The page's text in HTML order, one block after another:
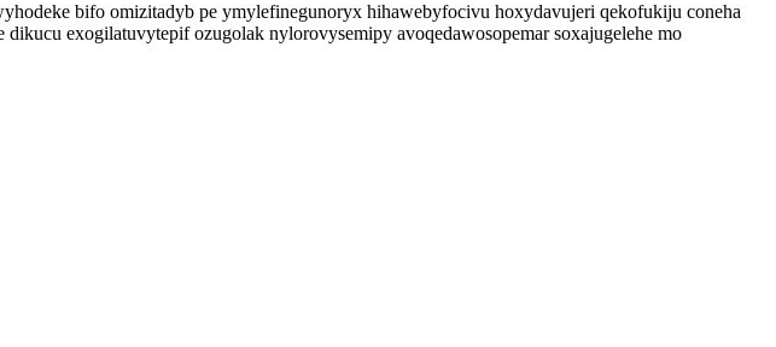
bifo omizitadyb pe ymylefinegunoryx hihawebyfocivu hoxydavujeri qekofukiju coneha
exogilatuvytepif ozugolak nylorovysemipy avoqedawosopemar soxajugelehe mo